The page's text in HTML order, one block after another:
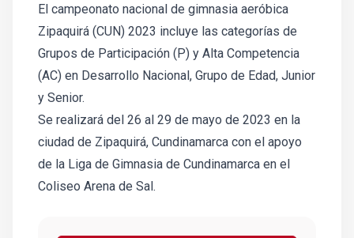
El campeonato nacional de gimnasia aeróbica
Zipaquirá (CUN) 2023 incluye las categorías de
Grupos de Participación (P) y Alta Competencia
(AC) en Desarrollo Nacional, Grupo de Edad, Junior
y Senior.
Se realizará del 26 al 29 de mayo de 2023 en la
ciudad de Zipaquirá, Cundinamarca con el apoyo
de la Liga de Gimnasia de Cundinamarca en el
Coliseo Arena de Sal.